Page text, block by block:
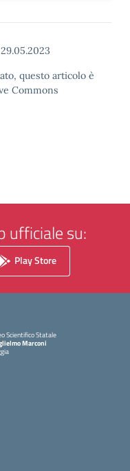
29.05.2023
questo articolo è
Commons
ufficiale su:
Play Store
Scientifico Statale
Marconi
la pagina iniziale della scuola